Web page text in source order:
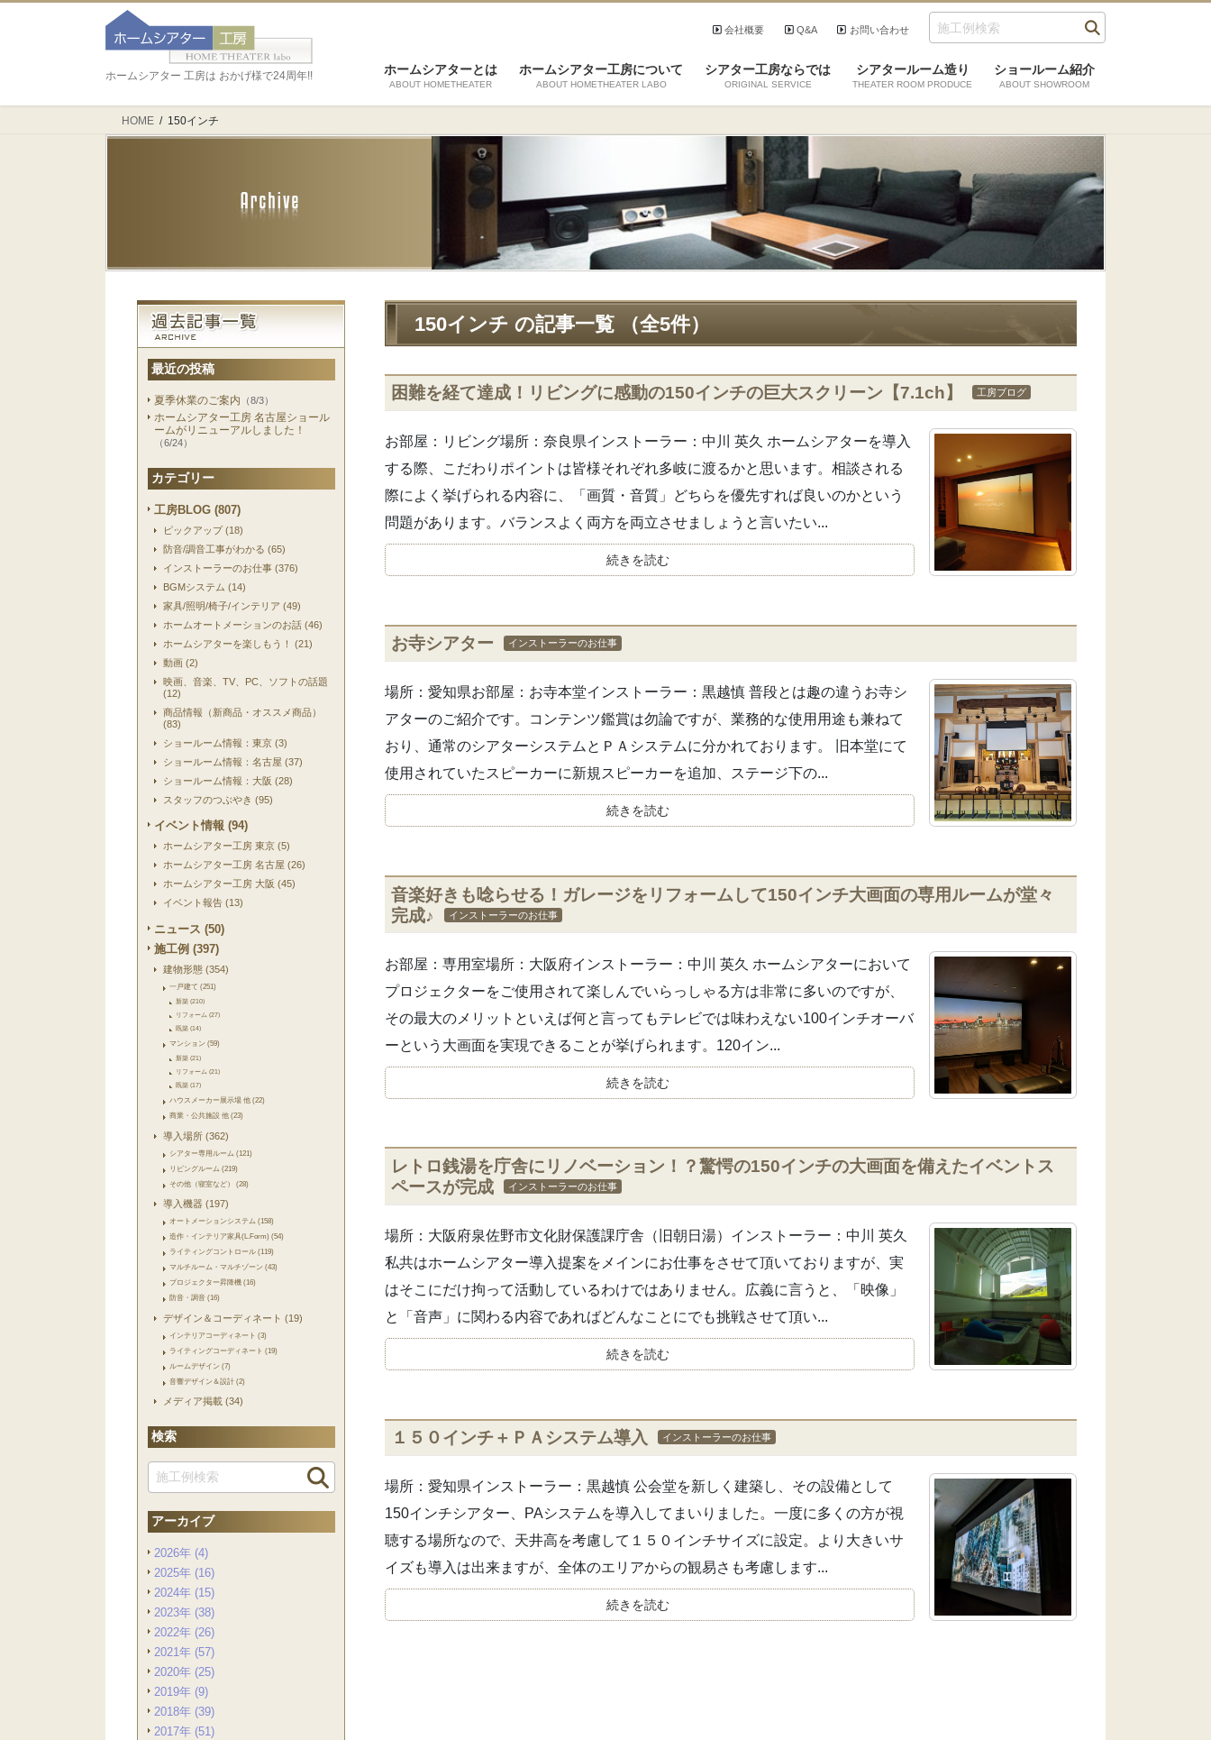
お問い合わせ
Q&A
会社概要
ホームシアター 工房は おかげ様で24周年!! ホームシアターとは
ABOUT HOMETHEATER
ホームシアター工房について
ABOUT HOMETHEATER LABO
シアター工房ならでは
ORIGINAL SERVICE
シアタールーム造り
THEATER ROOM PRODUCE
ショールーム紹介
ABOUT SHOWROOM
HOME 150インチ
最近の投稿
夏季休業のご案内 （8/3）
ホームシアター工房 名古屋ショール
ームがリニューアルしました！
（6/24）
カテゴリー
工房BLOG (807)
ピックアップ (18)
防音/調音工事がわかる (65)
インストーラーのお仕事 (376)
BGMシステム (14)
家具/照明/椅子/インテリア (49)
ホームオートメーションのお話 (46)
ホームシアターを楽しもう！ (21)
動画 (2)
映画、音楽、TV、PC、ソフトの話題
(12)
商品情報（新商品・オススメ商品）
(83)
ショールーム情報：東京 (3)
ショールーム情報：名古屋 (37)
ショールーム情報：大阪 (28)
スタッフのつぶやき (95)
イベント情報 (94)
ホームシアター工房 東京 (5)
ホームシアター工房 名古屋 (26)
ホームシアター工房 大阪 (45)
イベント報告 (13)
ニュース (50)
施工例 (397)
建物形態 (354)
一戸建て (251)
新築 (210)
リフォーム (27)
既築 (14)
マンション (59)
新築 (21)
リフォーム (21)
既築 (17)
ハウスメーカー展示場 他 (22)
商業・公共施設 他 (23)
導入場所 (362)
シアター専用ルーム (121)
リビングルーム (219)
その他（寝室など） (28)
導入機器 (197)
オートメーションシステム (158)
造作・インテリア家具(L.Form) (54)
ライティングコントロール (119)
マルチルーム・マルチゾーン (43)
プロジェクター昇降機 (16)
防音・調音 (16)
デザイン＆コーディネート (19)
インテリアコーディネート (3)
ライティングコーディネート (19)
ルームデザイン (7)
音響デザイン＆設計 (2)
メディア掲載 (34)
検索
アーカイブ
2026年 (4)
2025年 (16)
2024年 (15)
2023年 (38)
2022年 (26)
2021年 (57)
2020年 (25)
2019年 (9)
2018年 (39)
2017年 (51)
150インチ の記事一覧 （全5件）
困難を経て達成！リビングに感動の150インチの巨大スクリーン【7.1ch】 工房ブログ
お部屋：リビング場所：奈良県インストーラー：中川 英久 ホームシアターを導入
する際、こだわりポイントは皆様それぞれ多岐に渡るかと思います。相談される
際によく挙げられる内容に、「画質・音質」どちらを優先すれば良いのかという
問題があります。バランスよく両方を両立させましょうと言いたい...
続きを読む
お寺シアター インストーラーのお仕事
場所：愛知県お部屋：お寺本堂インストーラー：黒越慎 普段とは趣の違うお寺シ
アターのご紹介です。コンテンツ鑑賞は勿論ですが、業務的な使用用途も兼ねて
おり、通常のシアターシステムとＰＡシステムに分かれております。 旧本堂にて
使用されていたスピーカーに新規スピーカーを追加、ステージ下の...
続きを読む
音楽好きも唸らせる！ガレージをリフォームして150インチ大画面の専用ルームが堂々
完成♪
インストーラーのお仕事
お部屋：専用室場所：大阪府インストーラー：中川 英久 ホームシアターにおいて
プロジェクターをご使用されて楽しんでいらっしゃる方は非常に多いのですが、
その最大のメリットといえば何と言ってもテレビでは味わえない100インチオーバ
ーという大画面を実現できることが挙げられます。120イン...
続きを読む
レトロ銭湯を庁舎にリノベーション！？驚愕の150インチの大画面を備えたイベントス
ペースが完成
インストーラーのお仕事
場所：大阪府泉佐野市文化財保護課庁舎（旧朝日湯）インストーラー：中川 英久
私共はホームシアター導入提案をメインにお仕事をさせて頂いておりますが、実
はそこにだけ拘って活動しているわけではありません。広義に言うと、「映像」
と「音声」に関わる内容であればどんなことにでも挑戦させて頂い...
続きを読む
１５０インチ＋ＰＡシステム導入 インストーラーのお仕事
場所：愛知県インストーラー：黒越慎 公会堂を新しく建築し、その設備として
150インチシアター、PAシステムを導入してまいりました。一度に多くの方が視
聴する場所なので、天井高を考慮して１５０インチサイズに設定。より大きいサ
イズも導入は出来ますが、全体のエリアからの観易さも考慮します...
続きを読む